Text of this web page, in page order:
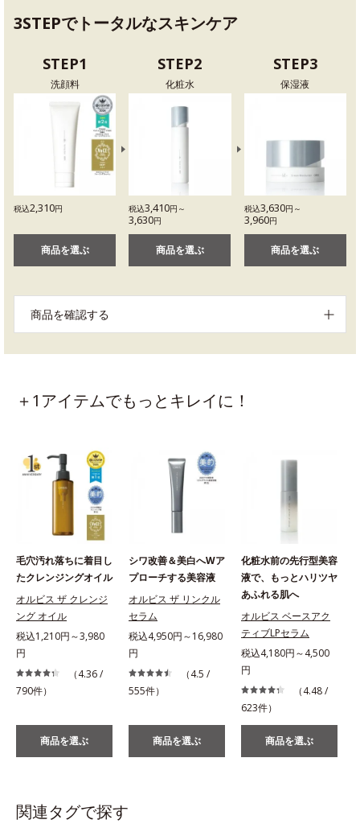
3STEPでトータルなスキンケア
STEP1
洗顔料
税込2,310円
商品を選ぶ
STEP2
化粧水
税込3,410円～
3,630円
商品を選ぶ
STEP3
保湿液
税込3,630円～
3,960円
商品を選ぶ
商品を確認する
＋1アイテムでもっとキレイに！
毛穴汚れ落ちに着目し
たクレンジングオイル
オルビス ザ クレンジ
ング オイル
税込1,210円～3,980
円
（4.36 /
790件）
商品を選ぶ
シワ改善＆美白へWア
プローチする美容液
オルビス ザ リンクル
セラム
税込4,950円～16,980
円
（4.5 /
555件）
商品を選ぶ
化粧水前の先行型美容
液で、もっとハリツヤ
あふれる肌へ
オルビス ベースアク
ティブLPセラム
税込4,180円～4,500
円
（4.48 /
623件）
商品を選ぶ
関連タグで探す